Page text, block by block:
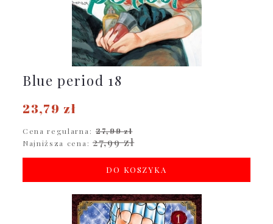
Blue period 18
23,79 zł
Cena regularna: 27,99 zł
Najniższa cena: 27,99 zł
DO KOSZYKA